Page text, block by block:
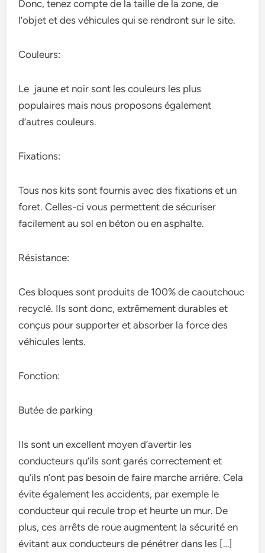
Donc, tenez compte de la taille de la zone, de
l’objet et des véhicules qui se rendront sur le site.
Couleurs:
Le jaune et noir sont les couleurs les plus
populaires mais nous proposons également
d’autres couleurs.
Fixations:
Tous nos kits sont fournis avec des fixations et un
foret. Celles-ci vous permettent de sécuriser
facilement au sol en béton ou en asphalte.
Résistance:
Ces bloques sont produits de 100% de caoutchouc
recyclé. Ils sont donc, extrêmement durables et
conçus pour supporter et absorber la force des
véhicules lents.
Fonction:
Butée de parking
Ils sont un excellent moyen d’avertir les
conducteurs qu’ils sont garés correctement et
qu’ils n’ont pas besoin de faire marche arrière. Cela
évite également les accidents, par exemple le
conducteur qui recule trop et heurte un mur. De
plus, ces arrêts de roue augmentent la sécurité en
évitant aux conducteurs de pénétrer dans les […]